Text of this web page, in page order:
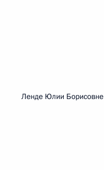
Ленде Юлии Борисовне